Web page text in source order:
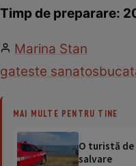
Timp de preparare:
Marina Stan
gateste sanatos
MAI MULTE PENTRU TINE
O turistă de
salvare